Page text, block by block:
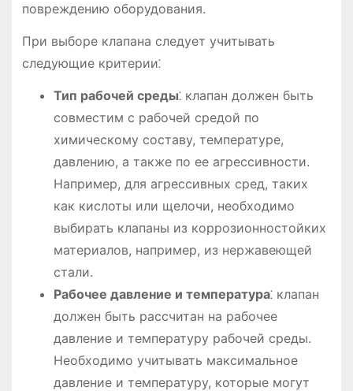
повреждению оборудования.
При выборе клапана следует учитывать
следующие критерии⁚
Тип рабочей среды⁚ клапан должен быть
совместим с рабочей средой по
химическому составу, температуре,
давлению, а также по ее агрессивности.
Например, для агрессивных сред, таких
как кислоты или щелочи, необходимо
выбирать клапаны из коррозионностойких
материалов, например, из нержавеющей
стали.
Рабочее давление и температура⁚ клапан
должен быть рассчитан на рабочее
давление и температуру рабочей среды.
Необходимо учитывать максимальное
давление и температуру, которые могут